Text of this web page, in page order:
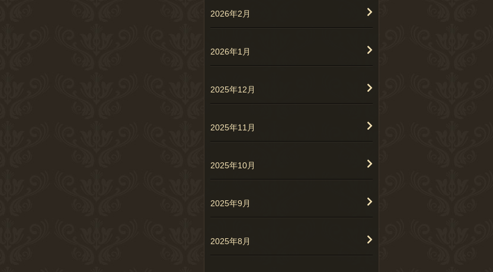
2026年2月
2026年1月
2025年12月
2025年11月
2025年10月
2025年9月
2025年8月